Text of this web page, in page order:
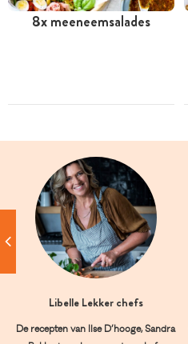
8x meeneemsalades
Libelle Lekker chefs
De recepten van Ilse D’hooge, Sandra